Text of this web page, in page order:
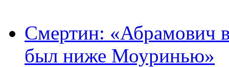
Смертин: «Абрамович в
был ниже Моуринью»